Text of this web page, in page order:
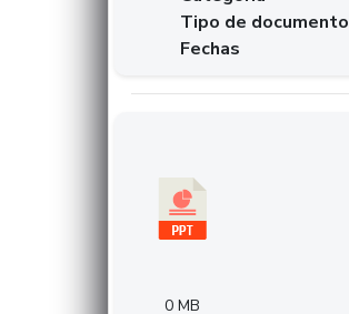
Tipo de documento
Fechas
0 MB